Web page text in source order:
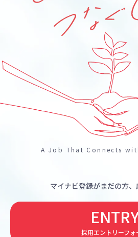
A Job That Connects
マイナビ登録がまだの方
採用エントリーフォ